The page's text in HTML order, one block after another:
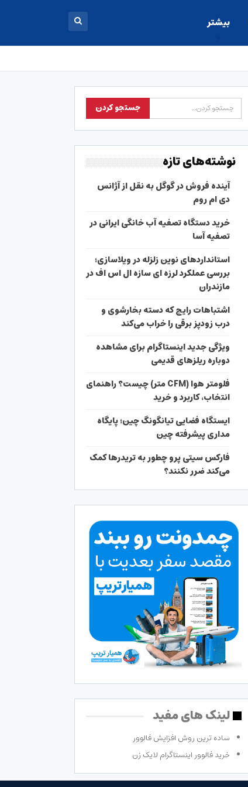
بیشتر
نوشته‌های تازه
آینده فروش در گوگل به نقل از آژانس
دی ام روم
خرید دستگاه تصفیه آب خانگی ایرانی در
تصفیه آسا
استانداردهای نوین زلزله در ویلاسازی؛
بررسی عملکرد لرزه ای سازه ال اس اف در
مازندران
اشتباهات رایج که دسته بخارشوی و
درب زودپز برقی را خراب می‌کند
ویژگی جدید اینستاگرام برای مشاهده
دوباره ریلزهای قدیمی
فلومتر هوا (CFM متر) چیست؟ راهنمای
انتخاب، کاربرد و خرید
ایستگاه فضایی تیانگونگ چین؛ پایگاه
مداری پیشرفته چین
فارکس سیتی پرو چطور به تریدرها کمک
می‌کند ضرر نکنند؟
لینک های مفید
ساده ترین روش افزایش فالوور
خرید فالوور اینستاگرام لایک زن